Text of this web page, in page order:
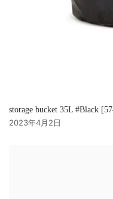
storage bucket 35L #Black
2023年4月2日